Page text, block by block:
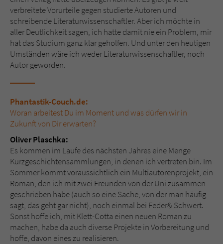
verbreitete Vorurteile gegen studierte Autoren und
schreibende Literaturwissenschaftler. Aber ich möchte in
aller Deutlichkeit sagen, ich hatte damit nie ein Problem, mir
hat das Studium ganz klar geholfen. Und unter den heutigen
Umständen wäre ich weder Literaturwissenschaftler, noch
Autor geworden.
Phantastik-Couch.de:
Woran arbeitest Du im Moment und was dürfen wir in
Zukunft von Dir erwarten?
Oliver Plaschka:
Es kommen im Laufe des nächsten Jahres eine Menge
Kurzgeschichtensammlungen, in denen ich vertreten bin. Im
Sommer kommt voraussichtlich ein Multiautorenprojekt, ein
Roman, den ich mit zwei Freunden von der Uni zusammen
geschrieben habe (auch so eine Sache, von der man häufig
sagt, das geht gar nicht), noch einmal bei Feder& Schwert.
Sonst hoffe ich, mit Klett-Cotta einen neuen Roman zu
machen, habe da auch diverse Projekte in Vorbereitung und
hoffe, davon eines zu realisieren.